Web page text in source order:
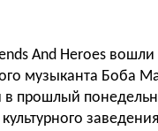
And Heroes вошли
музыканта Боба
в прошлый
заведения